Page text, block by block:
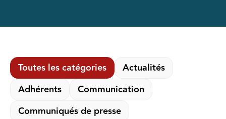
Actualités
Adhérents
Communication
Communiqués de presse
Toutes les catégories